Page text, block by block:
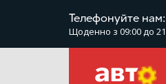
Телефонуйте
Щоденно з 09:00 до